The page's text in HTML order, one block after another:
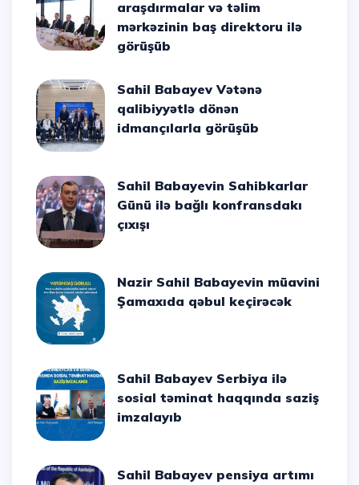
araşdırmalar və təlim
mərkəzinin baş direktoru ilə
görüşüb
Sahil Babayev Vətənə
qalibiyyətlə dönən
idmançılarla görüşüb
Sahil Babayevin Sahibkarlar
Günü ilə bağlı konfransdakı
çıxışı
Nazir Sahil Babayevin müavini
Şamaxıda qəbul keçirəcək
Sahil Babayev Serbiya ilə
sosial təminat haqqında saziş
imzalayıb
Sahil Babayev pensiya artımı